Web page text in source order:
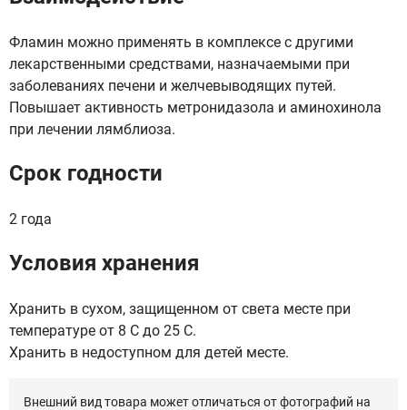
Фламин можно применять в комплексе с другими
лекарственными средствами, назначаемыми при
заболеваниях печени и желчевыводящих путей.
Повышает активность метронидазола и аминохинола
при лечении лямблиоза.
Срок годности
2 года
Условия хранения
Хранить в сухом, защищенном от света месте при
температуре от 8 С до 25 С.
Хранить в недоступном для детей месте.
Внешний вид товара может отличаться от фотографий на